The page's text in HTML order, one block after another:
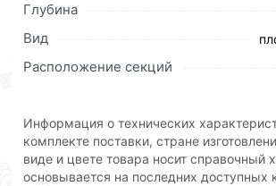
Биметаллический радиатор ViEiR
разработано с учетом российских
эксплуатации и сертифицировано на
требованиям ГОСТ 31311-2005.
Глубина
Вид
Расположение секций
Информация о технических
комплекте поставки, стране
виде и цвете товара носит справочный
основывается на последних доступных